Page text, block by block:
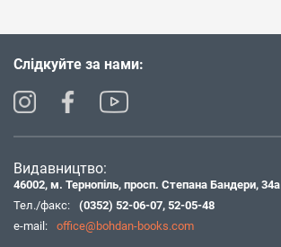
Слідкуйте за нами:
Видавництво:
46002, м. Тернопіль, просп. Степана Бандери, 34а
Тел./факс:
(0352) 52-06-07, 52-05-48
e-mail:
office@bohdan-books.com